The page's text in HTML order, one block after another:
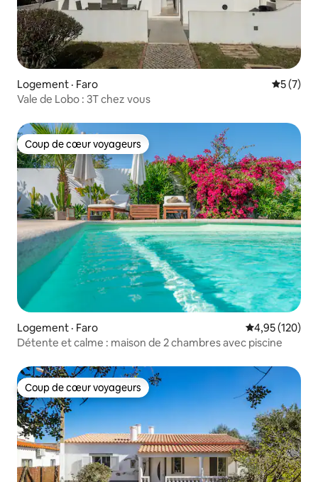
Logement · Faro Note
5 (7)
Vale de Lobo : 3T chez vous
Coup de cœur voyageurs
Coup de cœur voyageurs
Logement · Faro Note
4,95 (120)
Détente et calme : maison de 2 chambres avec piscine
Coup de cœur voyageurs
Coup de cœur voyageurs